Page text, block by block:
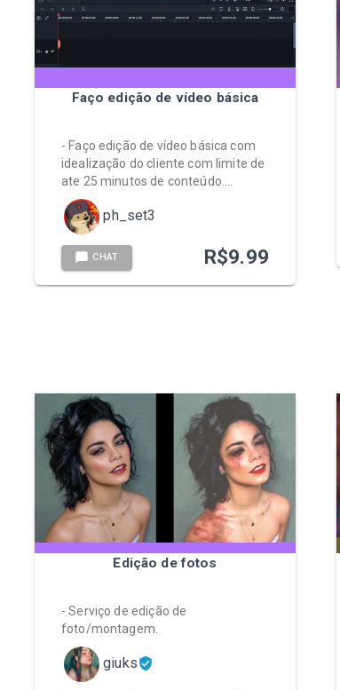
Faço edição de vídeo básica
- Faço edição de vídeo básica com
idealização do cliente com limite de
ate 25 minutos de conteúdo....
ph_set3
CHAT R$9.99
Edição de fotos
- Serviço de edição de
foto/montagem.
giuks